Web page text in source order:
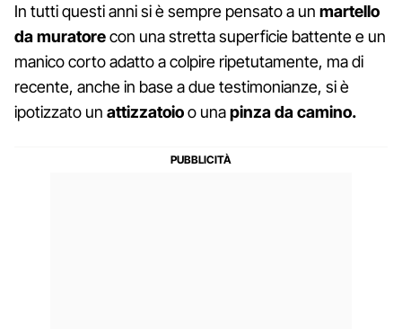
In tutti questi anni si è sempre pensato a un martello
da muratorecon una stretta superficie battente e un
manico corto adatto a colpire ripetutamente, ma di
recente, anche in base a due testimonianze, si è
ipotizzato un attizzatoioo unapinza da camino.